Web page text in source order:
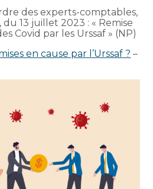
des experts-comptables,
du 13 juillet 2023 : « Remise
Covid par les Urssaf » (NP)
en cause par l’Urssaf ? –